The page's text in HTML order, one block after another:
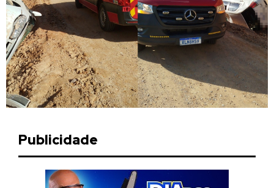
Publicidade